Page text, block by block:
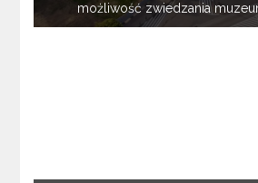
możliwość zwiedzania